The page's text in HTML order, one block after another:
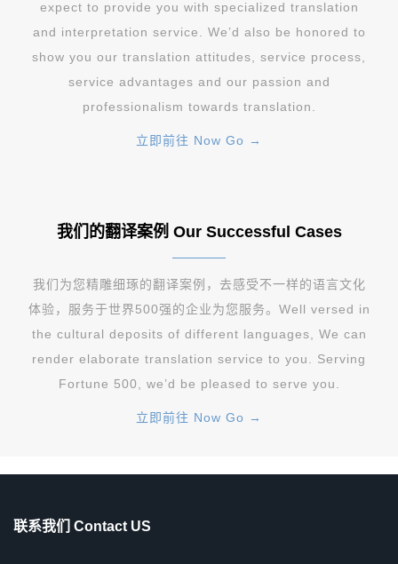
expect to provide you with specialized translation
and interpretation service. We’d also be honored to
show you our translation attitudes, service process,
service advantages and our passion and
professionalism towards translation.
立即前往 Now Go →
我们的翻译案例 Our Successful Cases
我们为您精雕细琢的翻译案例，去感受不一样的语言文化
体验，服务于世界500强的企业为您服务。Well versed in
the cultural deposits of different languages, We can
render elaborate translation service to you. Serving
Fortune 500, we’d be pleased to serve you.
立即前往 Now Go →
联系我们 Contact US